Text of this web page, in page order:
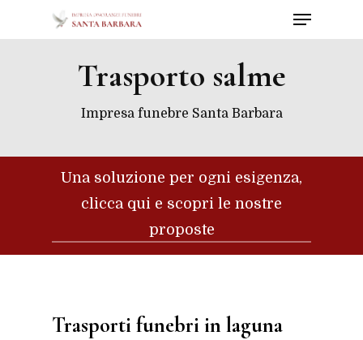
to
Menu
Una soluzione per ogni esigenza,
clicca qui e scopri le nostre
proposte
Trasporto salme
Impresa funebre Santa Barbara
Trasporti funebri in laguna